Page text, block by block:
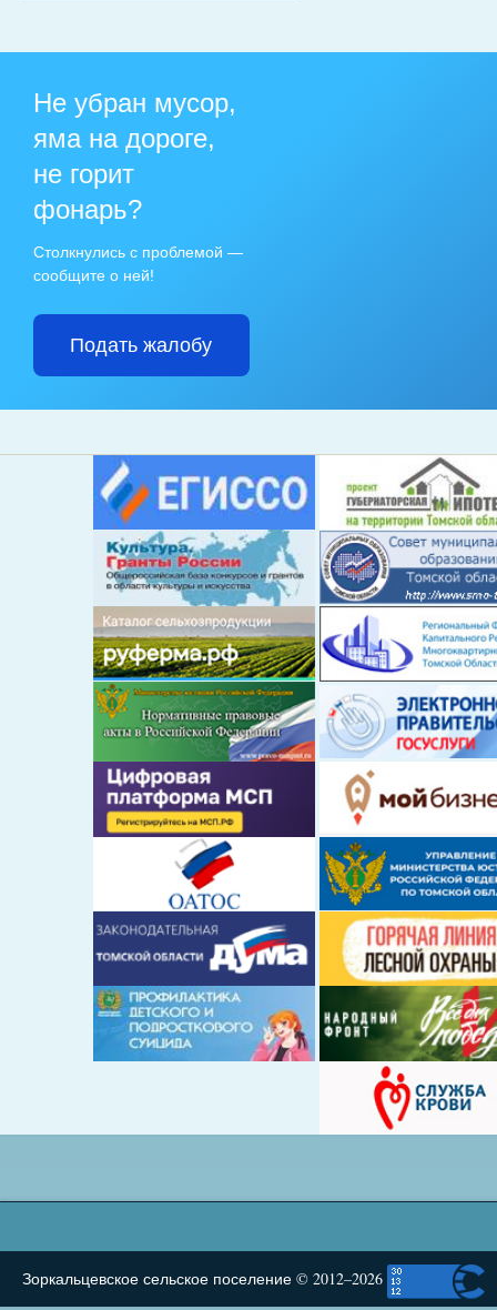
Не убран мусор,
яма на дороге,
не горит
фонарь?
Столкнулись с проблемой —
сообщите о ней!
Подать жалобу
Зоркальцевское сельское поселение © 2012–2026